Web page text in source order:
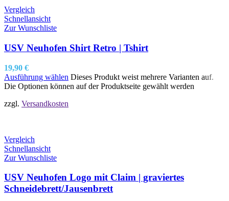
Vergleich
Schnellansicht
Zur Wunschliste
USV Neuhofen Shirt Retro | Tshirt
19,90 €
Ausführung wählen Dieses Produkt weist mehrere Varianten auf.
Die Optionen können auf der Produktseite gewählt werden
zzgl. Versandkosten
Vergleich
Schnellansicht
Zur Wunschliste
USV Neuhofen Logo mit Claim | graviertes
Schneidebrett/Jausenbrett